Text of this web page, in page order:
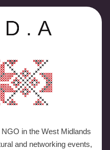
in the West Midlands
and networking events,